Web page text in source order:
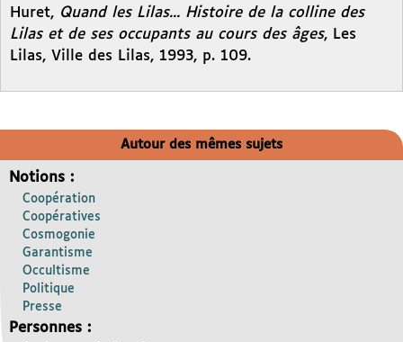
Huret, Quand les Lilas... Histoire de la colline des
Lilas et de ses occupants au cours des âges, Les
Lilas, Ville des Lilas, 1993, p. 109.
Autour des mêmes sujets
Notions :
Coopération
Coopératives
Cosmogonie
Garantisme
Occultisme
Politique
Presse
Personnes :